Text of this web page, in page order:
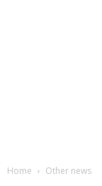
Home Other news